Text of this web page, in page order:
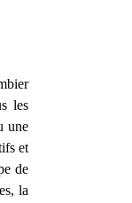
les
une
et
de
la